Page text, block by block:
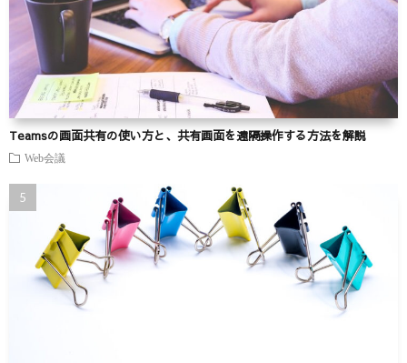
Teamsの画面共有の使い方と、共有画面を遠隔操作する方法を解説
Web会議